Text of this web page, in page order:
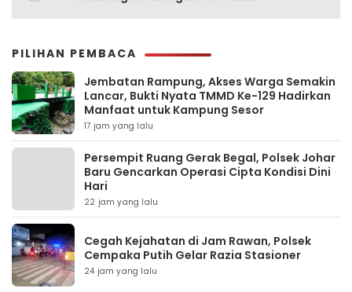
PILIHAN PEMBACA
Jembatan Rampung, Akses Warga Semakin
Lancar, Bukti Nyata TMMD Ke-129 Hadirkan
Manfaat untuk Kampung Sesor
17 jam yang lalu
Persempit Ruang Gerak Begal, Polsek Johar
Baru Gencarkan Operasi Cipta Kondisi Dini
Hari
22 jam yang lalu
Cegah Kejahatan di Jam Rawan, Polsek
Cempaka Putih Gelar Razia Stasioner
24 jam yang lalu